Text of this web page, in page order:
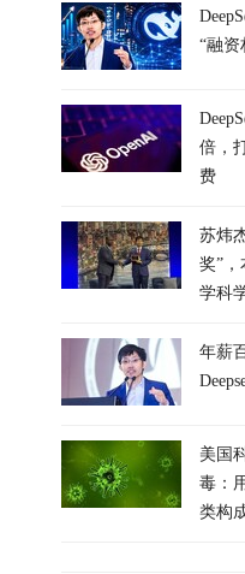
“融资
倍，
费
苏炜
奖”
学科
年薪
美国
毒：
类构